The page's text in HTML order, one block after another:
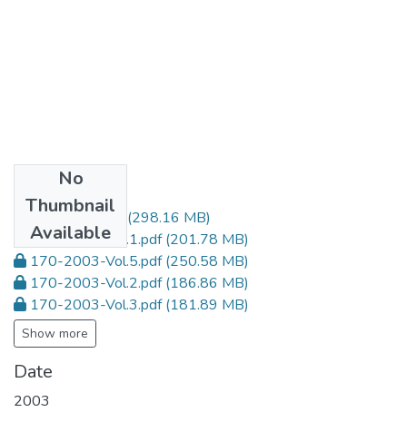
No
Thumbnail
Available
170-2003.pdf
(298.16 MB)
170-2003-Vol.1.pdf(201.78 MB)
170-2003-Vol.5.pdf(250.58 MB)
170-2003-Vol.2.pdf(186.86 MB)
170-2003-Vol.3.pdf(181.89 MB)
Show more
Date
2003